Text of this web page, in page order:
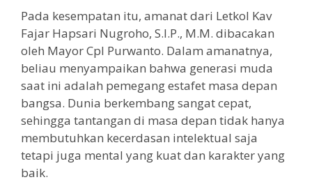
Pada kesempatan itu, amanat dari Letkol Kav
Fajar Hapsari Nugroho, S.I.P., M.M. dibacakan
oleh Mayor Cpl Purwanto. Dalam amanatnya,
beliau menyampaikan bahwa generasi muda
saat ini adalah pemegang estafet masa depan
bangsa. Dunia berkembang sangat cepat,
sehingga tantangan di masa depan tidak hanya
membutuhkan kecerdasan intelektual saja
tetapi juga mental yang kuat dan karakter yang
baik.